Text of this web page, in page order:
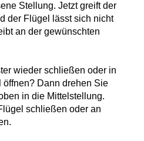
Stellung. Jetzt greift der
der Flügel lässt sich nicht
an der gewünschten
wieder schließen oder in
Dann drehen Sie
in die Mittelstellung.
schließen oder an